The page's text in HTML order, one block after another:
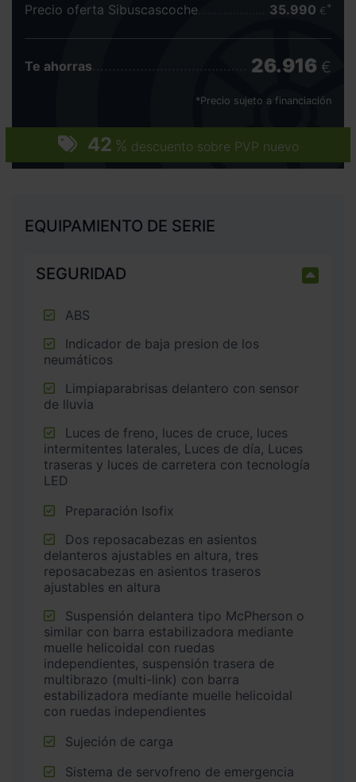
42 % descuento sobre PVP nuevo
Precio oferta Sibuscascoche 35.990 €
Te ahorras 26.916 €
*Precio sujeto a financiación
EQUIPAMIENTO DE SERIE
SEGURIDAD
ABS
neumáticos
de lluvia
intermitentes laterales, Luces de día, Luces
traseras y luces de carretera con tecnología
LED
Preparación Isofix
delanteros ajustables en altura, tres
reposacabezas en asientos traseros
ajustables en altura
similar con barra estabilizadora mediante
muelle helicoidal con ruedas
independientes, suspensión trasera de
multibrazo (multi-link) con barra
estabilizadora mediante muelle helicoidal
con ruedas independientes
Sujeción de carga
Sistema de servofreno de emergencia